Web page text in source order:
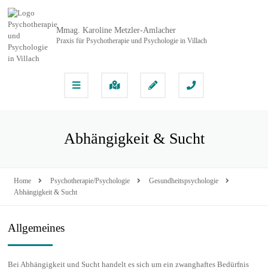
Mmag. Karoline Metzler-Amlacher
Praxis für Psychotherapie und Psychologie in Villach
Abhängigkeit & Sucht
Home Psychotherapie/Psychologie
Gesundheitspsychologie
Abhängigkeit & Sucht
Allgemeines
Bei Abhängigkeit und Sucht handelt es sich um ein zwanghaftes Bedürfnis